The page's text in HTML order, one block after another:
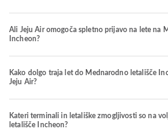
Ali Jeju Air omogoča spletno prijavo na lete na
Incheon?
Kako dolgo traja let do Mednarodno letališče
Jeju Air?
Kateri terminali in letališke zmogljivosti so na
letališče Incheon?